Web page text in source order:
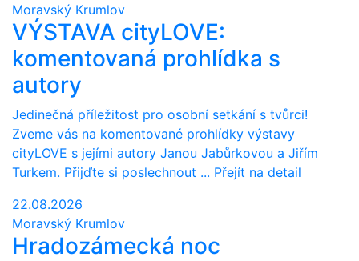
Moravský Krumlov
VÝSTAVA cityLOVE:
komentovaná prohlídka s
autory
Jedinečná příležitost pro osobní setkání s tvůrci!
Zveme vás na komentované prohlídky výstavy
cityLOVE s jejími autory Janou Jabůrkovou a Jiřím
Turkem. Přijďte si poslechnout ... Přejít na detail
22.08.2026
Moravský Krumlov
Hradozámecká noc